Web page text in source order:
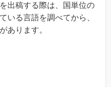
出稿する際は、国単位の
いる言語を調べてから、
あります。